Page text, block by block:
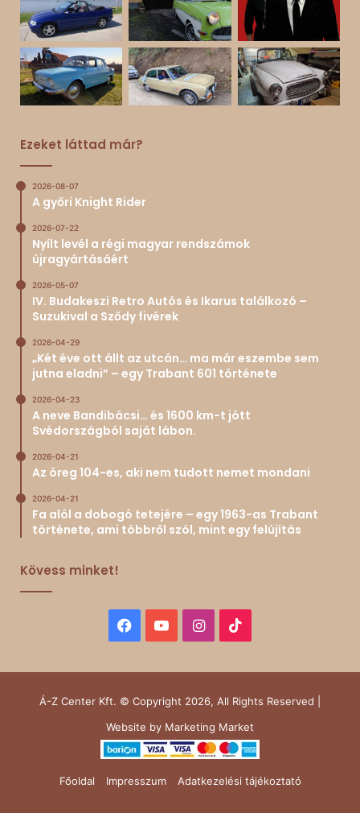
Ezeket láttad már?
2026-08-07
A győri Knight Rider
2026-07-22
Nyílt levél a régi magyar rendszámok
újragyártásáért
2026-05-07
IV. Budakeszi Retro Autós és Ikarus találkozó –
Suzukival a Sződy fivérek
2026-04-29
„Két éve ott állt az utcán… ma már eszembe sem
jutna eladni” – egy Trabant 601 története
2026-04-23
A neve Bandibácsi… és 1600 km-t jött
Svédországból saját lábon.
2026-04-21
Az öreg 104-es, aki nem tudott nemet mondani
2026-04-21
Fa alól a dobogó tetejére – egy 1963-as Trabant
története, ami többről szól, mint egy felújítás
Kövess minket!
Facebook
YouTubeInstagram
Á-Z Center Kft. © Copyright 2026, All Rights Reserved |
Website by Marketing Market
Főoldal Impresszum Adatkezelési tájékoztató